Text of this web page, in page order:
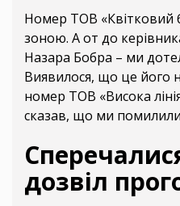
Номер ТОВ «Квітковий
зоною. А от до
Назара Бобра – ми
Виявилося, що це його
номер ТОВ «Висока
сказав, що ми
дозвіл